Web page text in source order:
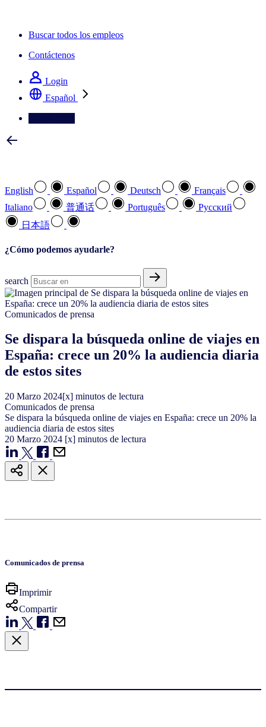
Buscar todos los empleos
Contáctenos
Login
Español
English Español Deutsch
Français
Italiano
普通话 Português
Pусский
日本語
¿Cómo podemos ayudarle?
search
Comunicados de prensa
Se dispara la búsqueda online de viajes en
España: crece un 20% la audiencia diaria
de estos sites
20 Marzo 2024[x] minutos de lectura
Comunicados de prensa
Se dispara la búsqueda online de viajes en España: crece un 20% la
audiencia diaria de estos sites
20 Marzo 2024 [x] minutos de lectura
Comunicados de prensa
Imprimir
Compartir